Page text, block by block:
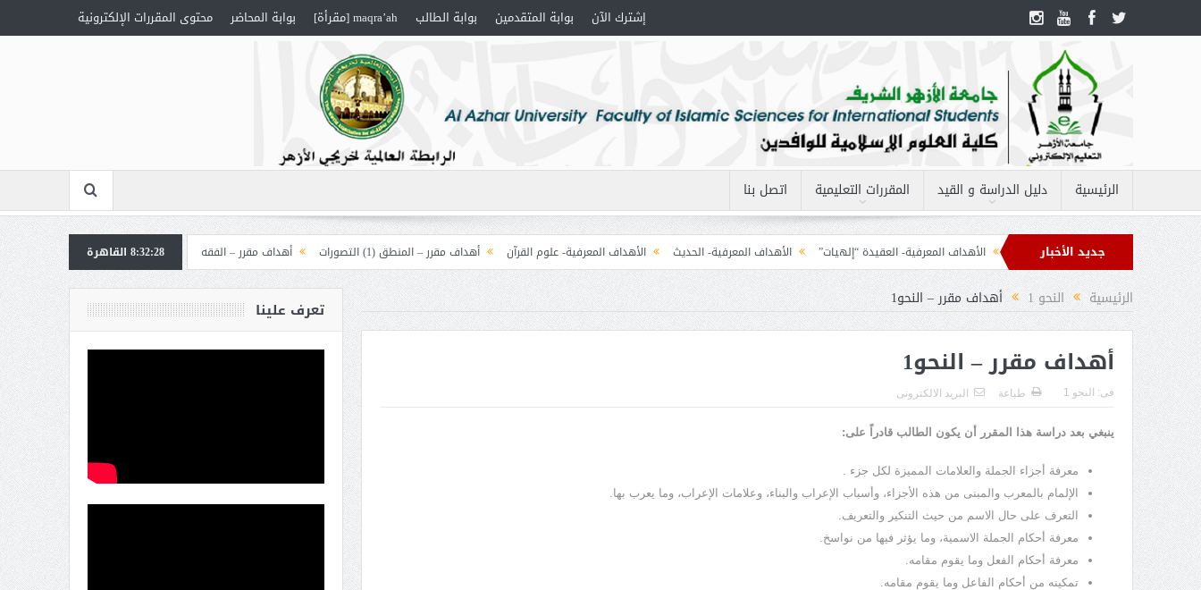
إشترك الآن بوابة المتقدمين بوابة الطالب maqra’ah [مقرأة] بوابة المحاضر محتوى المقررات الإلكترونية
الرئيسية دليل الدراسة و القيد المقررات التعليمية اتصل بنا
جديد الأخبار
مفردات مقرر – الحاسب الآلى 2 الأهداف المعرفية- العقيدة “إلهيات” الأهداف المعرفية- الحديث الأهداف المعرفية- علوم القرآن أهداف مقرر – المنطق (1) التصورات أهداف مقرر – الفقه 1
أهداف مقرر – العقيدة “إلهيات”
2
8:32:29 القاهرة
الرئيسية النحو 1 أهداف مقرر – النحو1
أهداف مقرر – النحو1
فى: النحو 1 طباعة البريد الالكترونى
ينبغي بعد دراسة هذا المقرر أن يكون الطالب قادراً على:
معرفة أجزاء الجملة والعلامات المميزة لكل جزء .
الإلمام بالمعرب والمبنى من هذه الأجزاء، وأسباب الإعراب والبناء، وعلامات الإعراب، وما يعرب بها.
التعرف على حال الاسم من حيث التنكير والتعريف.
معرفة أحكام الجملة الاسمية، وما يؤثر فيها من نواسخ.
معرفة أحكام الفعل وما يقوم مقامه.
تمكينه من أحكام الفاعل وما يقوم مقامه.
تعرف علينا